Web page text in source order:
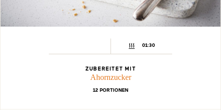
01:30
ZUBEREITET MIT
Ahornzucker
12 PORTIONEN